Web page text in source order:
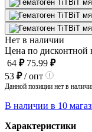
Нет в наличии
Цена по дисконтной
64 ₽ 75.99 ₽
53 ₽/ опт
Данной позиции нет в
В наличии в 10
Характеристики